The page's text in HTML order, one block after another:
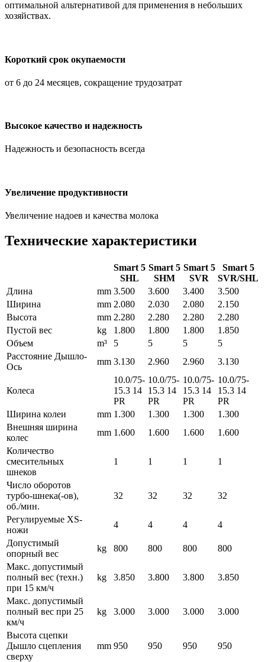
оптимальной альтернативой для применения в небольших
хозяйствах.
Короткий срок окупаемости
от 6 до 24 месяцев, сокращение трудозатрат
Высокое качество и надежность
Надежность и безопасность всегда
Увеличение продуктивности
Увеличение надоев и качества молока
Технические характеристики
Smart 5
SHL
Smart 5
SHM
Smart 5
SVR
Smart 5
SVR/SHL
Длина
mm 3.500 3.600 3.400
3.500
Ширина
mm 2.080 2.030 2.080
2.150
Высота
mm 2.280 2.280 2.280
2.280
Пустой вес
kg 1.800 1.800 1.800
1.850
Объем
m³ 5 5 5
5
Расстояние Дышло-
Ось
mm 3.130 2.960 2.960 3.130
Колеса
10.0/75-
15.3 14
PR
10.0/75-
15.3 14
PR
10.0/75-
15.3 14
PR
10.0/75-
15.3 14
PR
Ширина колеи
mm 1.300 1.300 1.300
1.300
Внешняя ширина
колес
mm 1.600 1.600 1.600
1.600
Количество
смесительных
шнеков
1 1 1 1
Число оборотов
турбо-шнека(-ов),
об./мин.
32 32 32 32
Регулируемые ХS-
ножи
4 4 4
4
Допустимый
опорный вес
kg 800 800 800
800
Макс. допустимый
полный вес (техн.)
при 15 км/ч
kg 3.850 3.800 3.800 3.850
Макс. допустимый
полный вес при 25
км/ч
kg 3.000 3.000 3.000 3.000
Высота сцепки
Дышло сцепления
сверху
mm 950 950 950 950